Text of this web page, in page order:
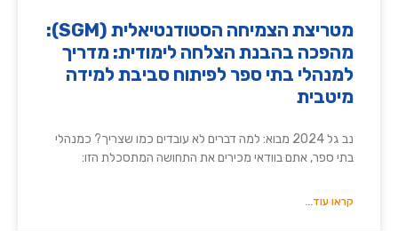
מטריצת הצמיחה הסטודנטיאלית (SGM):
מהפכה בהבנת הצלחה לימודית: מדריך
למנהלי בתי ספר לפיתוח סביבת למידה
מיטבית
נב גל 2024 מבוא: למה דברים לא עובדים כמו שצריך? כמנהלי
בתי ספר, אתם בוודאי מכירים את התחושה המתסכלת הזו:
קראו עוד...